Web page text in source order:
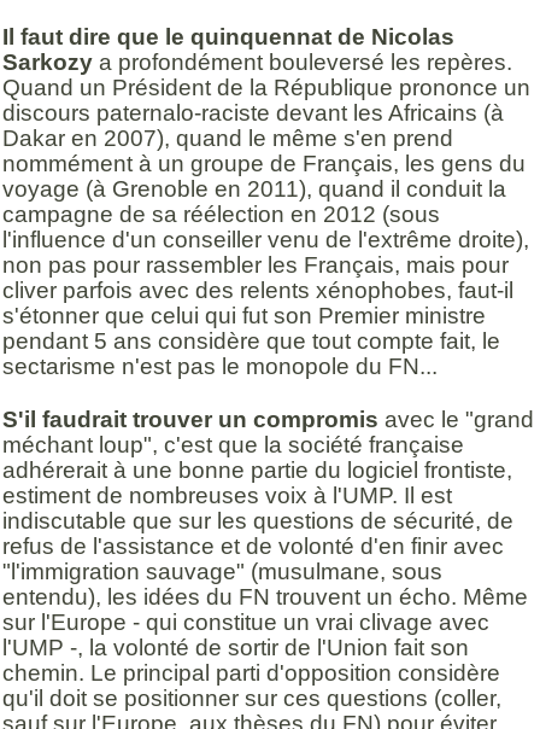
Il faut dire que le quinquennat de Nicolas
Sarkozy a profondément bouleversé les repères.
Quand un Président de la République prononce un
discours paternalo-raciste devant les Africains (à
Dakar en 2007), quand le même s'en prend
nommément à un groupe de Français, les gens du
voyage (à Grenoble en 2011), quand il conduit la
campagne de sa réélection en 2012 (sous
l'influence d'un conseiller venu de l'extrême droite),
non pas pour rassembler les Français, mais pour
cliver parfois avec des relents xénophobes, faut-il
s'étonner que celui qui fut son Premier ministre
pendant 5 ans considère que tout compte fait, le
sectarisme n'est pas le monopole du FN...
S'il faudrait trouver un compromis avec le "grand
méchant loup", c'est que la société française
adhérerait à une bonne partie du logiciel frontiste,
estiment de nombreuses voix à l'UMP. Il est
indiscutable que sur les questions de sécurité, de
refus de l'assistance et de volonté d'en finir avec
"l'immigration sauvage" (musulmane, sous
entendu), les idées du FN trouvent un écho. Même
sur l'Europe - qui constitue un vrai clivage avec
l'UMP -, la volonté de sortir de l'Union fait son
chemin. Le principal parti d'opposition considère
qu'il doit se positionner sur ces questions (coller,
sauf sur l'Europe, aux thèses du FN) pour éviter